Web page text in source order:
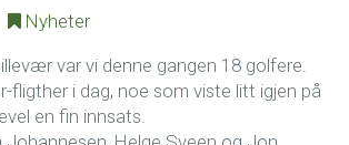
Nyheter
var vi denne gangen 18 golfere.
fligther i dag, noe som viste litt igjen på
en fin innsats.